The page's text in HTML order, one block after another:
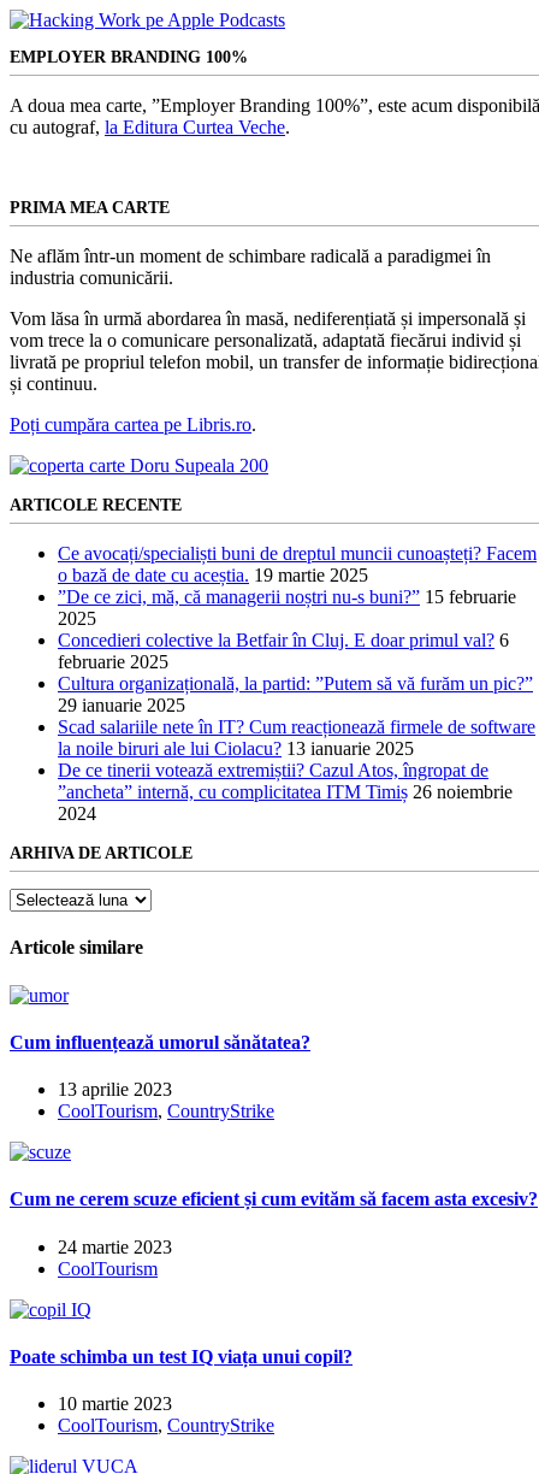
EMPLOYER BRANDING 100%
A doua mea carte, ”Employer Branding 100%”, este acum
cu autograf, la Editura Curtea Veche.
PRIMA MEA CARTE
Ne aflăm într-un moment de schimbare radicală a paradigmei în
industria comunicării.
Vom lăsa în urmă abordarea în masă, nediferențiată și impersonală și
vom trece la o comunicare personalizată, adaptată fiecărui individ și
livrată pe propriul telefon mobil, un transfer de informație
și continuu.
Poți cumpăra cartea pe Libris.ro.
ARTICOLE RECENTE
Ce avocați/specialiști buni de dreptul muncii cunoașteți? Facem
o bază de date cu aceștia. 19 martie 2025
”De ce zici, mă, că managerii noștri nu-s buni?” 15 februarie
2025
Concedieri colective la Betfair în Cluj. E doar primul val? 6
februarie 2025
Cultura organizațională, la partid: ”Putem să vă furăm un pic?”
29 ianuarie 2025
Scad salariile nete în IT? Cum reacționează firmele de software
la noile biruri ale lui Ciolacu? 13 ianuarie 2025
De ce tinerii votează extremiștii? Cazul Atos, îngropat de
”ancheta” internă, cu complicitatea ITM Timiș 26 noiembrie
2024
ARHIVA DE ARTICOLE
Arhiva
articole
Articole similare
Cum influențează umorul sănătatea?
13 aprilie 2023
CoolTourism, CountryStrike
Cum ne cerem scuze eficient și cum evităm să facem asta excesiv?
24 martie 2023
CoolTourism
Poate schimba un test IQ viața unui copil?
10 martie 2023
CoolTourism, CountryStrike